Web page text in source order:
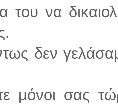
του να
δεν
μόνοι σας